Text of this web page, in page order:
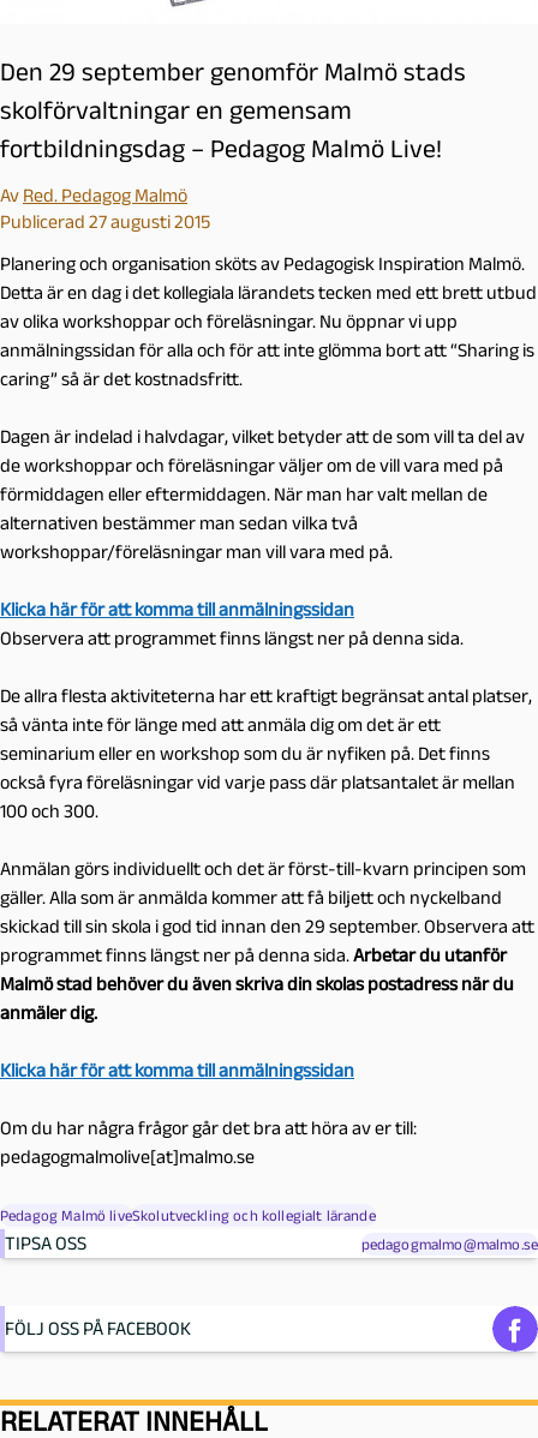
Den 29 september genomför Malmö stads
skolförvaltningar en gemensam
fortbildningsdag – Pedagog Malmö Live!
Av Red. Pedagog Malmö
Publicerad 27 augusti 2015
Planering och organisation sköts av Pedagogisk Inspiration Malmö.
Detta är en dag i det kollegiala lärandets tecken med ett brett utbud
av olika workshoppar och föreläsningar. Nu öppnar vi upp
anmälningssidan för alla och för att inte glömma bort att “Sharing is
caring” så är det kostnadsfritt.
Dagen är indelad i halvdagar, vilket betyder att de som vill ta del av
de workshoppar och föreläsningar väljer om de vill vara med på
förmiddagen eller eftermiddagen. När man har valt mellan de
alternativen bestämmer man sedan vilka två
workshoppar/föreläsningar man vill vara med på.
Klicka här för att komma till anmälningssidan
Observera att programmet finns längst ner på denna sida.
De allra flesta aktiviteterna har ett kraftigt begränsat antal platser,
så vänta inte för länge med att anmäla dig om det är ett
seminarium eller en workshop som du är nyfiken på. Det finns
också fyra föreläsningar vid varje pass där platsantalet är mellan
100 och 300.
Anmälan görs individuellt och det är först-till-kvarn principen som
gäller. Alla som är anmälda kommer att få biljett och nyckelband
skickad till sin skola i god tid innan den 29 september. Observera att
programmet finns längst ner på denna sida. Arbetar du utanför
Malmö stad behöver du även skriva din skolas postadress när du
anmäler dig.
Klicka här för att komma till anmälningssidan
Om du har några frågor går det bra att höra av er till:
pedagogmalmolive[at]malmo.se
Pedagog Malmö liveSkolutveckling och kollegialt lärande
TIPSA OSS pedagogmalmo@malmo.se
FÖLJ OSS PÅ FACEBOOK
RELATERAT INNEHÅLL